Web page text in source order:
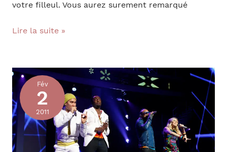
votre filleul. Vous aurez surement remarqué
Vente
:
on
ne
peut
plus
cumuler
Lire la suite »
Fév
2
2011